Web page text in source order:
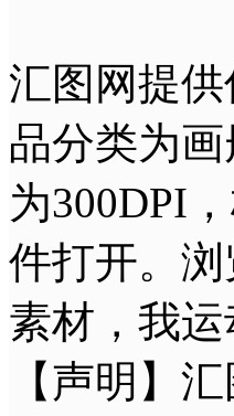
汇图网提
品分类为
为300DPI
件打开。
素材，我
【声明】